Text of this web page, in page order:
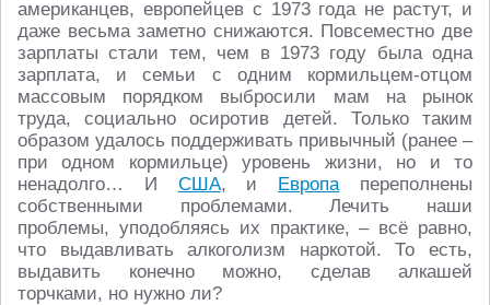
американцев, европейцев с 1973 года не растут, и
даже весьма заметно снижаются. Повсеместно две
зарплаты стали тем, чем в 1973 году была одна
зарплата, и семьи с одним кормильцем-отцом
массовым порядком выбросили мам на рынок
труда, социально осиротив детей. Только таким
образом удалось поддерживать привычный (ранее –
при одном кормильце) уровень жизни, но и то
ненадолго… И США, и Европапереполнены
собственными проблемами. Лечить наши
проблемы, уподобляясь их практике, – всё равно,
что выдавливать алкоголизм наркотой. То есть,
выдавить конечно можно, сделав алкашей
торчками, но нужно ли?